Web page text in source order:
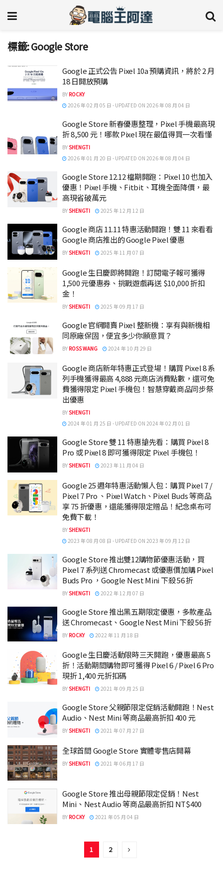
標籤:Google Store
Google 正式公告 Pixel 10a 預購資訊，將於 2 月
18 日開放預購
BY ROCKY
2026 年 02 月 05 日 - UPDATED ON 2026 年 08 月 04 日
Google Store 新春優惠整理，Pixel 手機最高現
折 8,500 元！哪款 Pixel 現在最值得買一次看懂
BYSHENGTI
2026 年 01 月 20 日 - UPDATED ON 2026 年 08 月 04 日
Google Store 12.12 檔期開跑：Pixel 10 也加入
優惠！Pixel 手機、Fitbit、耳機全面降價，最
高現省破萬元
BYSHENGTI 2025 年 12 月 12 日
Google 商店 11.11 特惠活動開跑！雙 11 來看看
Google 商店推出的 Google Pixel 優惠
BYSHENGTI 2025 年 11 月 07 日
Google 生日慶即將開跑！訂閱電子報可獲得
1,500 元優惠券、挑戰遊戲再送 $10,000 折扣
金！
BYSHENGTI 2025 年 09 月 17 日
Google 官網開賣 Pixel 整新機：享有與新機相
同原廠保固，便宜多少你願意買？
BY ROSS WANG 2024 年 10 月 29 日
Google 商店新年特惠正式登場！購買 Pixel 8 系
列手機獲得最高 4,888 元商店消費點數，還可免
費獲得限定 Pixel 手機包！智慧穿戴商品同步祭
出優惠
BYSHENGTI
2024 年 01 月 25 日 - UPDATED ON 2024 年 02 月 01 日
Google Store 雙 11 特惠搶先看：購買 Pixel 8
Pro 或 Pixel 8 即可獲得限定 Pixel 手機包！
BYSHENGTI 2023 年 11 月 04 日
Google 25 週年特惠活動懶人包：購買 Pixel 7 /
Pixel 7 Pro 、Pixel Watch、Pixel Buds 等商品
享 75 折優惠，還能獲得限定贈品！紀念桌布可
免費下載！
BYSHENGTI
2023 年 08 月 08 日 - UPDATED ON 2023 年 09 月 12 日
Google Store 推出雙12購物節優惠活動，買
Pixel 7 系列送 Chromecast 或優惠價加購 Pixel
Buds Pro ，Google Nest Mini 下殺 56 折
BYSHENGTI 2022 年 12 月 07 日
Google Store 推出黑五期限定⁠優惠，多款產品
送 Chromecast、Google Nest Mini 下殺 56 折
BY ROCKY 2022 年 11 月 18 日
Google 生日慶活動限時三天開跑，優惠最高 5
折！活動期間購物即可獲得 Pixel 6 / Pixel 6 Pro
現折 1,400 元折扣碼
BYSHENGTI 2021 年 09 月 25 日
Google Store 父親節限定促銷活動開跑！Nest
Audio、Nest Mini 等商品最高折扣 400 元
BYSHENGTI 2021 年 07 月 27 日
全球首間 Google Store 實體零售店開幕
BYSHENGTI 2021 年 06 月 17 日
Google Store 推出母親節限定促銷！Nest
Mini、Nest Audio 等商品最高折扣 NT$400
BY ROCKY 2021 年 05 月 04 日
1 2